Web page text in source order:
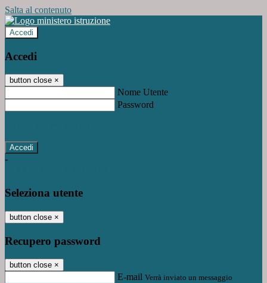
Salta al contenuto
Accedi
Accedi
button close ×
Nome Utente
Password
-
Seleziona utente
button close ×
Recupero password
button close ×
E-mail Verrà inviato un messaggio